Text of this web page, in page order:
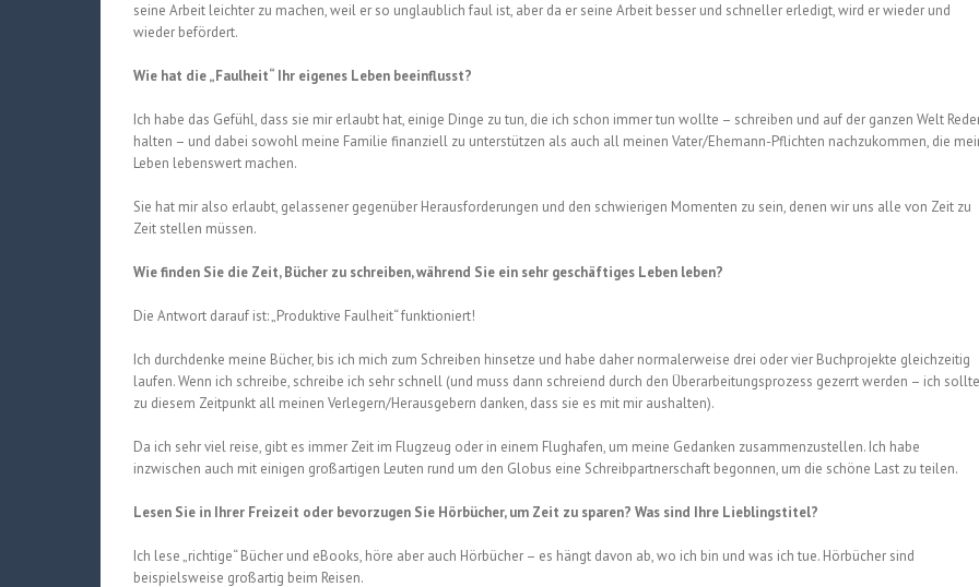
seine Arbeit leichter zu machen, weil er so unglaublich faul ist, aber da er seine Arbeit besser und schneller erledigt, wird er wieder und
wieder befördert.
Wie hat die „Faulheit“ Ihr eigenes Leben beeinflusst?
Ich habe das Gefühl, dass sie mir erlaubt hat, einige Dinge zu tun, die ich schon immer tun wollte – schreiben und auf der ganzen Welt
halten – und dabei sowohl meine Familie finanziell zu unterstützen als auch all meinen Vater/Ehemann-Pflichten nachzukommen, die
Leben lebenswert machen.
Sie hat mir also erlaubt, gelassener gegenüber Herausforderungen und den schwierigen Momenten zu sein, denen wir uns alle von Zeit zu
Zeit stellen müssen.
Wie finden Sie die Zeit, Bücher zu schreiben, während Sie ein sehr geschäftiges Leben leben?
Die Antwort darauf ist: „Produktive Faulheit“ funktioniert!
Ich durchdenke meine Bücher, bis ich mich zum Schreiben hinsetze und habe daher normalerweise drei oder vier Buchprojekte gleichzeitig
laufen. Wenn ich schreibe, schreibe ich sehr schnell (und muss dann schreiend durch den Überarbeitungsprozess gezerrt werden – ich sollte
zu diesem Zeitpunkt all meinen Verlegern/Herausgebern danken, dass sie es mit mir aushalten).
Da ich sehr viel reise, gibt es immer Zeit im Flugzeug oder in einem Flughafen, um meine Gedanken zusammenzustellen. Ich habe
inzwischen auch mit einigen großartigen Leuten rund um den Globus eine Schreibpartnerschaft begonnen, um die schöne Last zu teilen.
Lesen Sie in Ihrer Freizeit oder bevorzugen Sie Hörbücher, um Zeit zu sparen? Was sind Ihre Lieblingstitel?
Ich lese „richtige“ Bücher und eBooks, höre aber auch Hörbücher – es hängt davon ab, wo ich bin und was ich tue. Hörbücher sind
beispielsweise großartig beim Reisen.